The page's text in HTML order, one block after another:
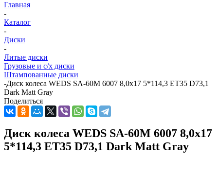
Главная
-
Каталог
-
Диски
-
Литые диски
Грузовые и с/х диски
Штампованные диски
-Диск колеса WEDS SA-60M 6007 8,0x17 5*114,3 ET35 D73,1
Dark Matt Gray
Поделиться
Диск колеса WEDS SA-60M 6007 8,0x17
5*114,3 ET35 D73,1 Dark Matt Gray